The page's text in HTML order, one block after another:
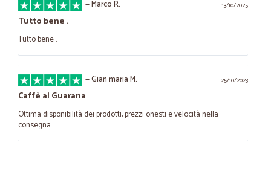
13/10/2025
—Marco R.
Tutto bene .
Tutto bene .
25/10/2023
—Gian maria M.
Caffè al Guarana
Ottima disponibilità dei prodotti, prezzi onesti e velocità nella
consegna.